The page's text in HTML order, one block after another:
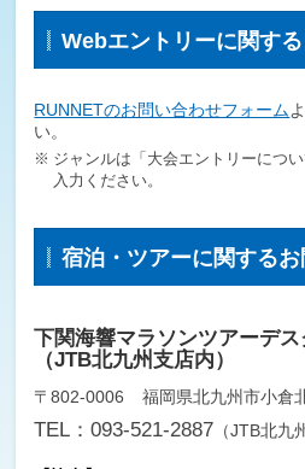
Webエントリーに関する
RUNNETのお問い合わせフォーム
い。
ジャンルは「大会エントリーにつ
入力ください。
宿泊・ツアーに関する
下関海響マラソンツアーデス
（JTB北九州支店内）
〒802-0006 福岡県北九州市小倉
TEL：093-521-2887 （JTB北九